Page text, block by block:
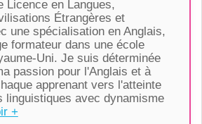
Licence en Langues,
Étrangères et
une spécialisation en Anglais,
formateur dans une école
Uni. Je suis déterminée
passion pour l'Anglais et à
apprenant vers l'atteinte
linguistiques avec dynamisme
+